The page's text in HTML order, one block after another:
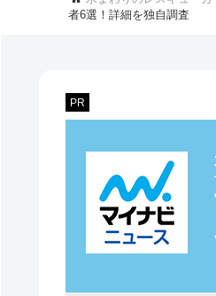
者6選！詳細を独自調査
PR